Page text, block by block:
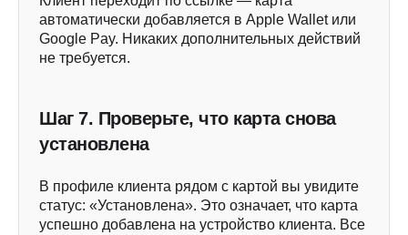
автоматически добавляется в Apple Wallet или
Google Pay. Никаких дополнительных действий
не требуется.
Шаг 7. Проверьте, что карта снова
установлена
В профиле клиента рядом с картой вы увидите
статус: «Установлена». Это означает, что карта
успешно добавлена на устройство клиента. Все